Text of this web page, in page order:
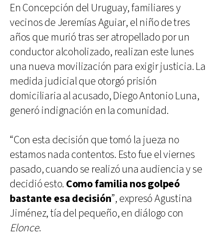
En Concepción del Uruguay, familiares y
vecinos de Jeremías Aguiar, el niño de tres
años que murió tras ser atropellado por un
conductor alcoholizado, realizan este lunes
una nueva movilización para exigir justicia. La
medida judicial que otorgó prisión
domiciliaria al acusado, Diego Antonio Luna,
generó indignación en la comunidad.
“Con esta decisión que tomó la jueza no
estamos nada contentos. Esto fue el viernes
pasado, cuando se realizó una audiencia y se
decidió esto. Como familia nos golpeó
bastante esa decisión”, expresó Agustina
Jiménez, tía del pequeño, en diálogo con
Elonce.